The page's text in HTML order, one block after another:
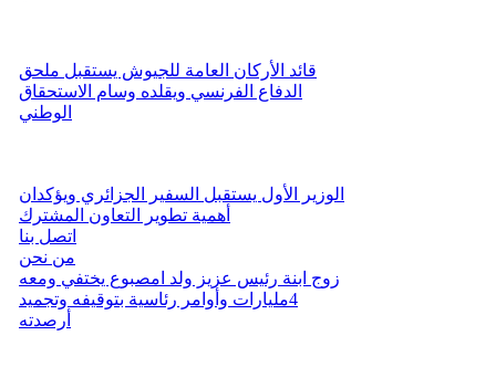
قائد الأركان العامة للجيوش يستقبل ملحق
الدفاع الفرنسي ويقلده وسام الاستحقاق
الوطني
الوزير الأول يستقبل السفير الجزائري ويؤكدان
أهمية تطوير التعاون المشترك
اتصل بنا
من نحن
زوج ابنة رئيس عزيز ولد امصبوع يختفي ومعه
4مليارات وأوامر رئاسية بتوقيفه وتجميد
أرصدته